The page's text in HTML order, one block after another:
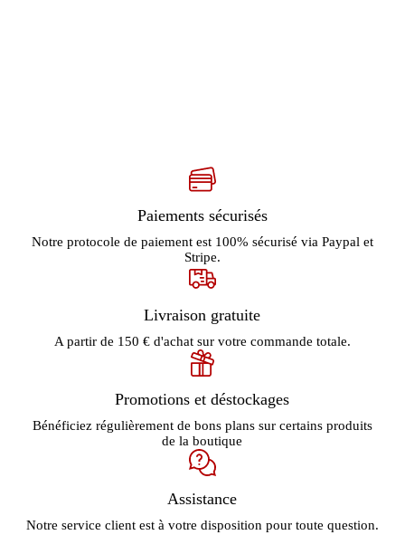
Paiements sécurisés
Notre protocole de paiement est 100% sécurisé via Paypal et
Stripe.
Livraison gratuite
A partir de 150 € d'achat sur votre commande totale.
Promotions et déstockages
Bénéficiez régulièrement de bons plans sur certains produits
de la boutique
Assistance
Notre service client est à votre disposition pour toute question.